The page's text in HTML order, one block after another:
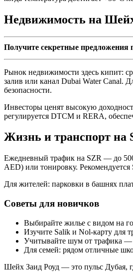
Недвижимость на Шейх
Получите секретные
Рынок недвижимости здесь кипит:
залив или канал Dubai Water Canal.
безопасности.
Инвесторы ценят высокую
регулируется DTCM и RERA,
Жизнь и транспорт на
Ежедневный трафик на SZR — до
AED) или тонировку.
Для жителей: парковки в башнях
Советы для новичков
Выбирайте жилье с видом на
Изучите Salik и Nol-карту для
Учитывайте шум от трафика —
Для семей: рядом отличные
Шейх Заид Роуд — это пульс Дубая,